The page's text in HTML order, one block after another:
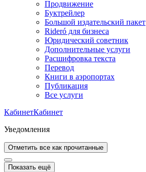
Продвижение
Буктрейлер
Большой издательский пакет
Rideró для бизнеса
Юридический советник
Дополнительные услуги
Расшифровка текста
Перевод
Книги в аэропортах
Публикация
Все услуги
КабинетКабинет
Уведомления
Отметить все как прочитанные
Показать ещё